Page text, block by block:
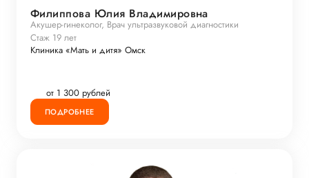
Филиппова Юлия Владимировна
Акушер-гинеколог, Врач ультразвуковой диагностики
Стаж 19 лет
Клиника «Мать и дитя» Омск
от 1 300 рублей
ПОДРОБНЕЕ